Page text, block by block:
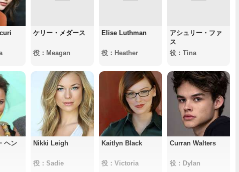
ケリー・メダース
役：Meagan
Elise Luthman
役：Heather
アシュリー・ファ
ス
役：Tina
ヘン
Nikki Leigh
役：Sadie
Kaitlyn Black
役：Victoria
Curran Walters
役：Dylan